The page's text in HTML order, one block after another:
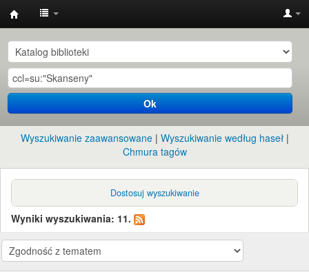
Instytut
Etnologii
i
Antropologii
Kulturowej
UW
Ok
Wyszukiwanie zaawansowane
Wyszukiwanie według haseł
Chmura tagów
Dostosuj wyszukiwanie
Wyniki wyszukiwania: 11.